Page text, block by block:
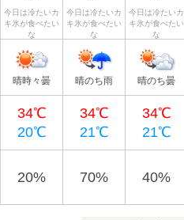
今日は冷たいカ
キ氷が食べたい
な
今日は冷たいカ
キ氷が食べたい
な
今日は冷たいカ
キ氷が食べたい
な
晴時々曇 晴のち雨 晴のち曇
34℃
20℃
34℃
21℃
34℃
21℃
20% 70% 40%